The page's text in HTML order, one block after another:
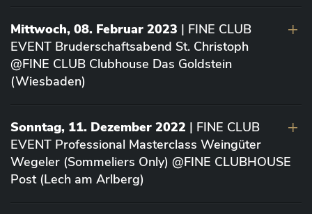
Mittwoch, 08. Februar 2023 | FINE CLUB
EVENT Bruderschaftsabend St. Christoph
@FINE CLUB Clubhouse Das Goldstein
(Wiesbaden)
Sonntag, 11. Dezember 2022 | FINE CLUB
EVENT Professional Masterclass Weingüter
Wegeler (Sommeliers Only) @FINE CLUBHOUSE
Post (Lech am Arlberg)